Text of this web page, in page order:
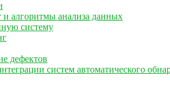
алгоритмы анализа данных
систему
дефектов
систем автоматического